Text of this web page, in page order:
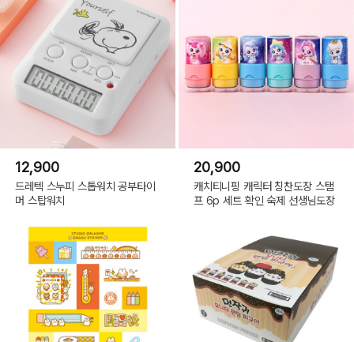
12,900
드레텍 스누피 스톱워치 공부타이
머 스탑워치
20,900
캐치티니핑 캐릭터 칭찬도장 스탬
프 6p 세트 확인 숙제 선생님도장